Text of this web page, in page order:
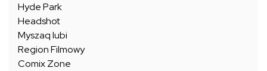
Hyde Park
Headshot
Myszaq lubi
Region Filmowy
Comix Zone